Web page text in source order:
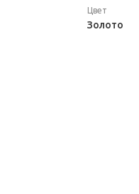
Цвет
Золото